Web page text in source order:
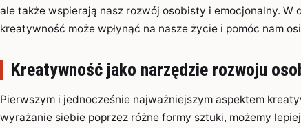
ale także wspierają nasz rozwój osobisty i emocjonalny.
kreatywność może wpłynąć na nasze życie i pomóc nam
Kreatywność jako narzędzie rozwoju
Pierwszym i jednocześnie najważniejszym aspektem
wyrażanie siebie poprzez różne formy sztuki, możemy